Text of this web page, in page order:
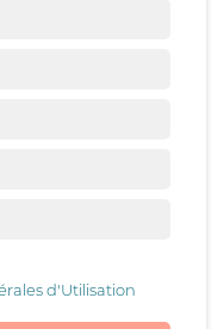
d'Utilisation